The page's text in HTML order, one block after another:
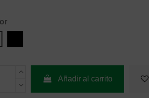
Añadir al carrito